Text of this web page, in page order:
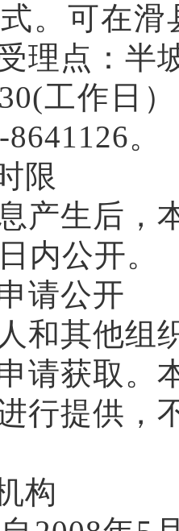
。可在滑
理点：半
工作日
。
限
生后，本
内公开。
公开
其他组织
请获取。
行提供，
构